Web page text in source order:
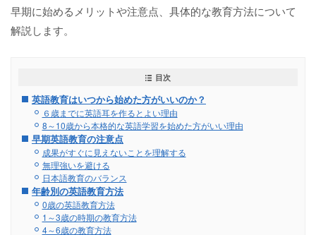
早期に始めるメリットや注意点、具体的な教育方法について
解説します。
目次
英語教育はいつから始めた方がいいのか？
６歳までに英語耳を作るとよい理由
8～10歳から本格的な英語学習を始めた方がいい理由
早期英語教育の注意点
成果がすぐに見えないことを理解する
無理強いを避ける
日本語教育のバランス
年齢別の英語教育方法
0歳の英語教育方法
1～3歳の時期の教育方法
4～6歳の教育方法